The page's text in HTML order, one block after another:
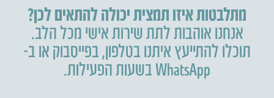
מתלבטות איזו תמצית יכולה להתאים לכן?
אנחנו אוהבות לתת שירות אישי מכל הלב.
תוכלו להתייעץ איתנו בטלפון,בפייסבוק או ב-
WhatsApp בשעות הפעילות.